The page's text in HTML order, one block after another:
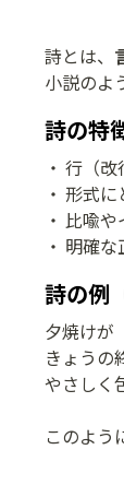
詩とは、
小説のよ
詩の特
行（改
形式に
比喩や
明確な
詩の例
夕焼けが
きょうの
やさしく
このよう